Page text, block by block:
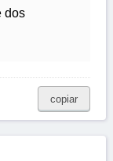
dos
copiar